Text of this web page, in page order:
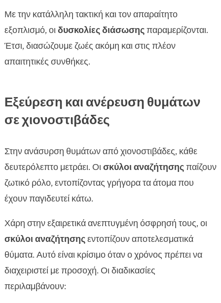
Με την κατάλληλη τακτική και τον απαραίτητο
εξοπλισμό, οιδυσκολίες διάσωσηςπαραμερίζονται.
Έτσι, διασώζουμε ζωές ακόμη και στις πλέον
απαιτητικές συνθήκες.
Εξεύρεση και ανέρευση θυμάτων
σε χιονοστιβάδες
Στην ανάσυρση θυμάτων από χιονοστιβάδες, κάθε
δευτερόλεπτο μετράει. Οισκύλοι αναζήτησηςπαίζουν
ζωτικό ρόλο, εντοπίζοντας γρήγορα τα άτομα που
έχουν παγιδευτεί κάτω.
Χάρη στην εξαιρετικά ανεπτυγμένη όσφρησή τους, οι
σκύλοι αναζήτησηςεντοπίζουν αποτελεσματικά
θύματα. Αυτό είναι κρίσιμο όταν ο χρόνος πρέπει να
διαχειριστεί με προσοχή. Οι διαδικασίες
περιλαμβάνουν: